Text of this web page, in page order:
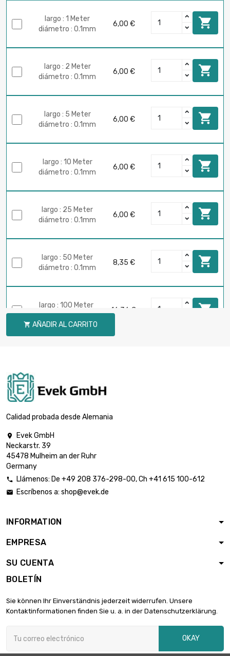
largo : 1 Meter
diámetro : 0.1mm
6,00 € 
largo : 2 Meter
diámetro : 0.1mm
6,00 € 
largo : 5 Meter
diámetro : 0.1mm
6,00 € 
largo : 10 Meter
diámetro : 0.1mm
6,00 € 
largo : 25 Meter
diámetro : 0.1mm
6,00 € 
largo : 50 Meter
diámetro : 0.1mm
8,35 € 
largo : 100 Meter
diámetro : 0.1mm
16,36 € 
largo : 1 Meter
diámetro : 0.12mm
largo : 2 Meter
largo : 5 Meter
diámetro : 0.12mm
6,00 €
largo : 25 Meter

 AÑADIR AL CARRITO
Calidad probada desde Alemania

Evek GmbH
Neckarstr. 39
45478 Mulheim an der Ruhr
Germany
 Llámenos: De +49 208 376-298-00, Ch +41 615 100-612
 Escríbenos a: shop@evek.de
INFORMATION
EMPRESA
SU CUENTA
BOLETÍN
Sie können Ihr Einverständnis jederzeit widerrufen. Unsere
Kontaktinformationen finden Sie u. a. in der Datenschutzerklärung.
OKAY